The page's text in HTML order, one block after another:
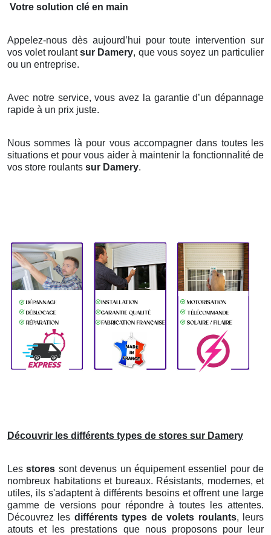
Votre solution clé en main
Appelez-nous dès aujourd’hui pour toute intervention sur
vos volet roulantsur Damery, que vous soyez un particulier
ou un entreprise.
Avec notre service, vous avez la garantie d’un dépannage
rapide à un prix juste.
Nous sommes là pour vous accompagner dans toutes les
situations et pour vous aider à maintenir la fonctionnalité de
vos store roulants sur Damery.
Découvrir les différents types de stores sur Damery
Lesstores sont devenus un équipement essentiel pour de
nombreux habitations et bureaux. Résistants, modernes, et
utiles, ils s'adaptent à différents besoins et offrent une large
gamme de versions pour répondre à toutes les attentes.
Découvrez les différents types de volets roulants, leurs
atouts et les prestations que nous proposons pour leur